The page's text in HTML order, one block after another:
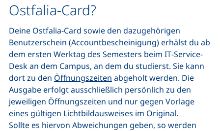
Ostfalia-Card?
Deine Ostfalia-Card sowie den dazugehörigen
Benutzerschein (Accountbescheinigung) erhälst du ab
dem ersten Werktag des Semesters beim IT-Service-
Desk an dem Campus, an dem du studierst. Sie kann
dort zu den Öffnungszeiten abgeholt werden. Die
Ausgabe erfolgt ausschließlich persönlich zu den
jeweiligen Öffnungszeiten und nur gegen Vorlage
eines gültigen Lichtbildausweises im Original.
Sollte es hiervon Abweichungen geben, so werden